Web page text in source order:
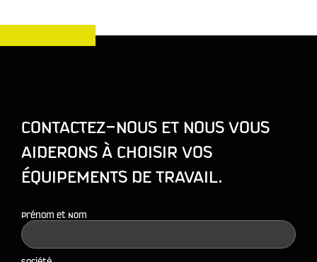
CONTACTEZ-NOUS ET NOUS VOUS
AIDERONS À CHOISIR VOS
ÉQUIPEMENTS DE TRAVAIL.
Prénom et Nom